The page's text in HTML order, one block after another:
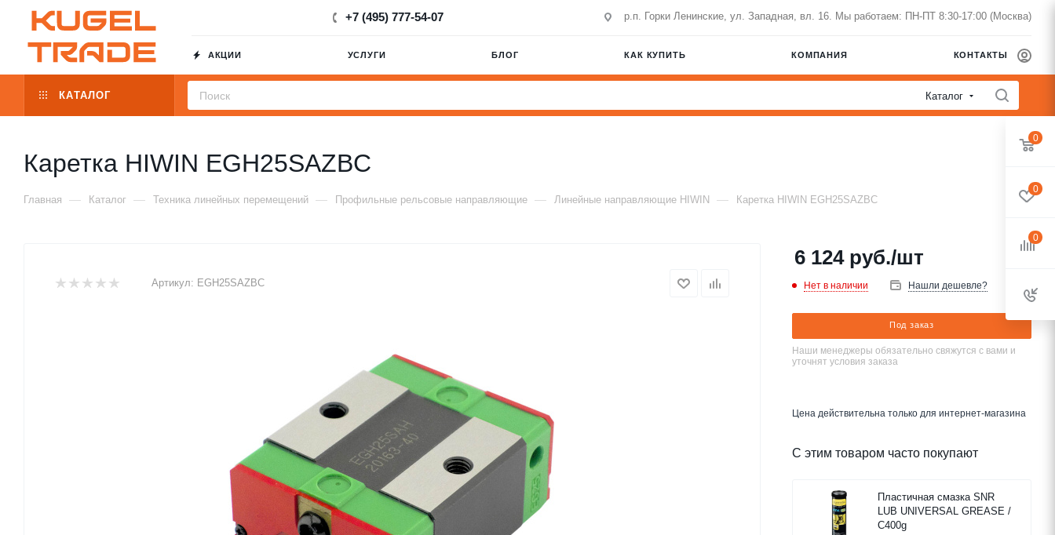
+7 (495) 777-54-07 р.п. Горки Ленинские, ул. Западная, вл. 16. Мы работаем: ПН-ПТ 8:30-17:00 (Москва)
АКЦИИ УСЛУГИ БЛОГ КАК КУПИТЬ КОМПАНИЯ КОНТАКТЫ
КАТАЛОГ Каталог
Каретка HIWIN EGH25SAZBC
Главная — Каталог — Техника линейных перемещений — Профильные рельсовые направляющие — Линейные направляющие HIWIN — Каретка HIWIN EGH25SAZBC
Артикул: EGH25SAZBC
6 124руб./шт
Нет в наличии Нашли дешевле?
Под заказ
Наши менеджеры обязательно свяжутся с вами и
уточнят условия заказа
Цена действительна только для интернет-магазина
С этим товаром часто покупают
Пластичная смазка SNR
LUB UNIVERSAL GREASE /
C400g
0
0
0